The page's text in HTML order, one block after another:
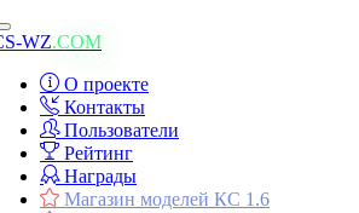
Toggle
navigation
WZ.COM
О проекте
Контакты
Пользователи
Рейтинг
Награды
Магазин моделей КС 1.6